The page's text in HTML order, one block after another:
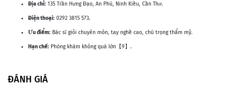
Địa chỉ: 135 Trần Hưng Đạo, An Phú, Ninh Kiều, Cần Thơ.
Điện thoại: 0292 3815 573.
Ưu điểm: Bác sĩ giỏi chuyên môn, tay nghề cao, chú trọng thẩm mỹ.
Hạn chế: Phòng khám không quá lớn【9】.
ĐÁNH GIÁ